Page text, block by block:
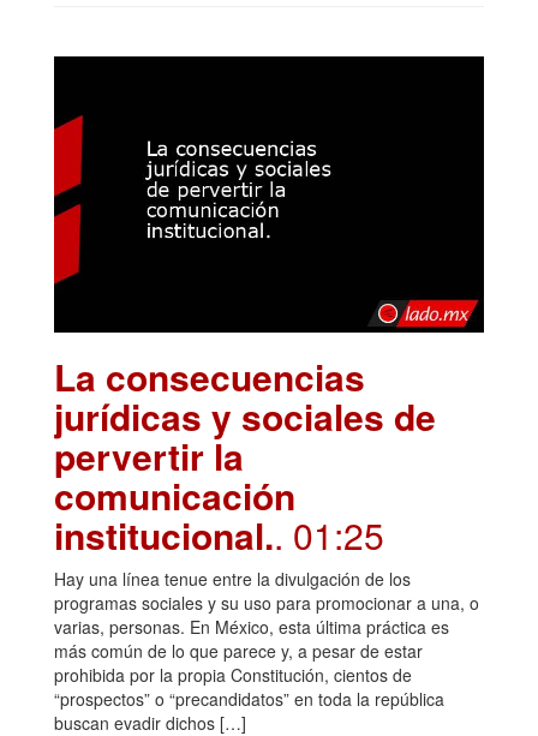
La consecuencias
jurídicas y sociales de
pervertir la
comunicación
institucional.. 01:25
Hay una línea tenue entre la divulgación de los
programas sociales y su uso para promocionar a una, o
varias, personas. En México, esta última práctica es
más común de lo que parece y, a pesar de estar
prohibida por la propia Constitución, cientos de
“prospectos” o “precandidatos” en toda la república
buscan evadir dichos […]